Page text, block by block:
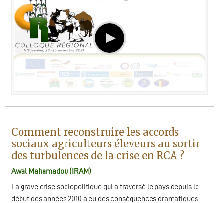
Comment reconstruire les accords
sociaux agriculteurs éleveurs au sortir
des turbulences de la crise en RCA ?
Awal Mahamadou (IRAM)
La grave crise sociopolitique qui a traversé le pays depuis le
début des années 2010 a eu des conséquences dramatiques.